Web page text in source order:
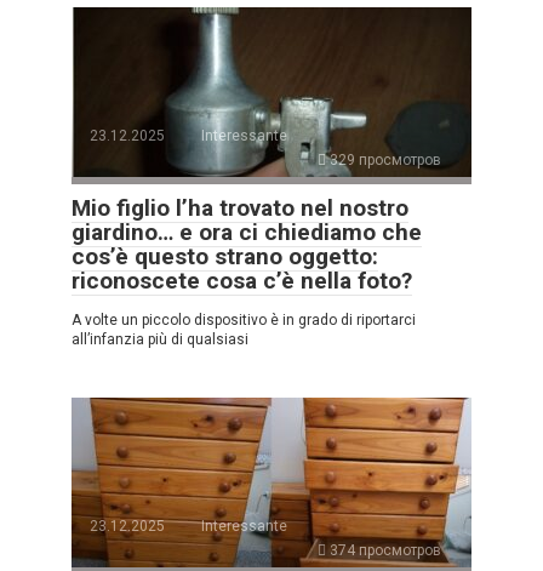
23.12.2025
Interessante
329 просмотров
Mio figlio l’ha trovato nel nostro
giardino… e ora ci chiediamo che
cos’è questo strano oggetto:
riconoscete cosa c’è nella foto?
A volte un piccolo dispositivo è in grado di riportarci
all’infanzia più di qualsiasi
23.12.2025
Interessante
374 просмотров